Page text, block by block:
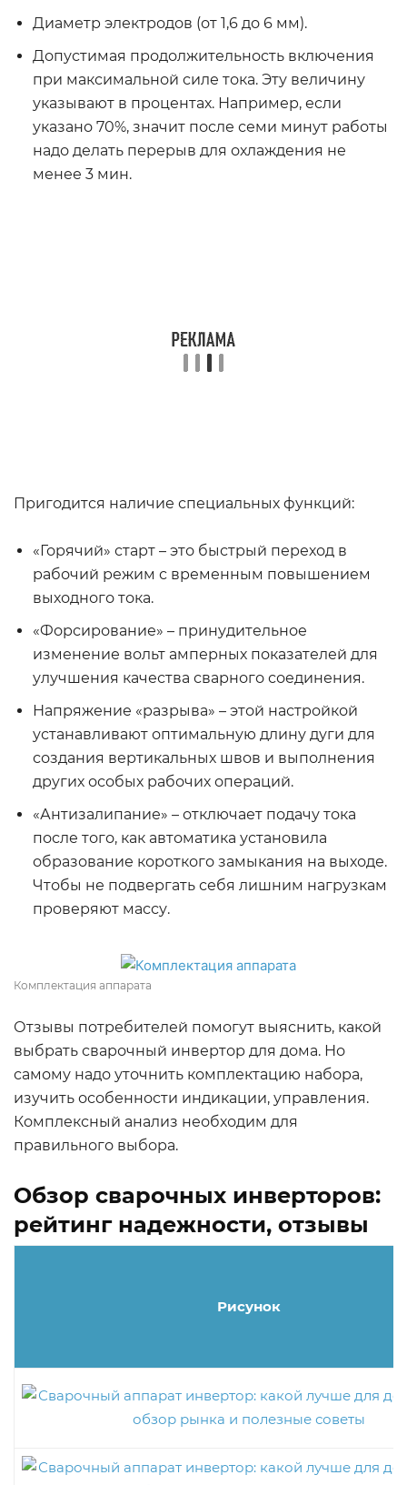
Диаметр электродов (от 1,6 до 6 мм).
Допустимая продолжительность включения
при максимальной силе тока. Эту величину
указывают в процентах. Например, если
указано 70%, значит после семи минут работы
надо делать перерыв для охлаждения не
менее 3 мин.
Пригодится наличие специальных функций:
«Горячий» старт – это быстрый переход в
рабочий режим с временным повышением
выходного тока.
«Форсирование» – принудительное
изменение вольт амперных показателей для
улучшения качества сварного соединения.
Напряжение «разрыва» – этой настройкой
устанавливают оптимальную длину дуги для
создания вертикальных швов и выполнения
других особых рабочих операций.
«Антизалипание» – отключает подачу тока
после того, как автоматика установила
образование короткого замыкания на выходе.
Чтобы не подвергать себя лишним нагрузкам
проверяют массу.
Комплектация аппарата
Отзывы потребителей помогут выяснить, какой
выбрать сварочный инвертор для дома. Но
самому надо уточнить комплектацию набора,
изучить особенности индикации, управления.
Комплексный анализ необходим для
правильного выбора.
Обзор сварочных инверторов:
рейтинг надежности, отзывы
Рисунок